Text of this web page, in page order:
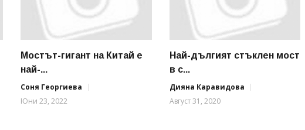
Мостът-гигант на Китай е
най-...
Соня Георгиева
Юни 23, 2022
Най-дългият стъклен мост
в с...
Дияна Каравидова
Август 31, 2020